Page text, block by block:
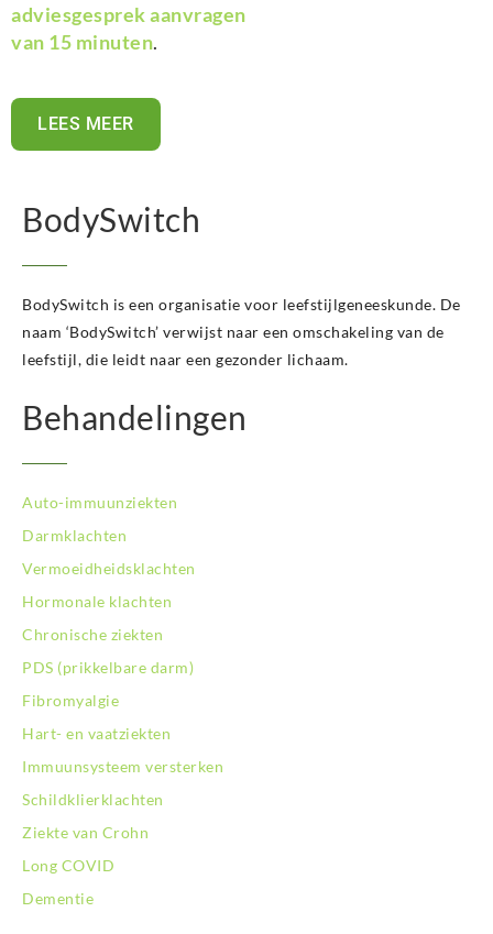
adviesgesprek aanvragen
van 15 minuten.
LEES MEER
BodySwitch
BodySwitch is een organisatie voor leefstijlgeneeskunde. De
naam ‘BodySwitch’ verwijst naar een omschakeling van de
leefstijl, die leidt naar een gezonder lichaam.
Behandelingen
Auto-immuunziekten
Darmklachten
Vermoeidheidsklachten
Hormonale klachten
Chronische ziekten
PDS (prikkelbare darm)
Fibromyalgie
Hart- en vaatziekten
Immuunsysteem versterken
Schildklierklachten
Ziekte van Crohn
Long COVID
Dementie